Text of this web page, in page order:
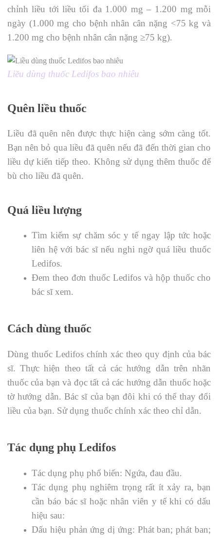
chỉnh liều tới liều tối đa 1.000 mg – 1.200 mg mỗi
ngày (1.000 mg cho bệnh nhân cân nặng <75 kg và
1.200 mg cho bệnh nhân cân nặng ≥75 kg).
Liều dùng thuốc Ledifos bao nhiêu
Quên liều thuốc
Liều đã quên nên được thực hiện càng sớm càng tốt.
Bạn nên bỏ qua liều đã quên nếu đã đến thời gian cho
liều dự kiến ​​tiếp theo. Không sử dụng thêm thuốc để
bù cho liều đã quên.
Quá liều lượng
Tìm kiếm sự chăm sóc y tế ngay lập tức hoặc
liên hệ với bác sĩ nếu nghi ngờ quá liều thuốc
Ledifos.
Đem theo đơn thuốc Ledifos và hộp thuốc cho
bác sĩ xem.
Cách dùng thuốc
Dùng thuốc Ledifos chính xác theo quy định của bác
sĩ. Thực hiện theo tất cả các hướng dẫn trên nhãn
thuốc của bạn và đọc tất cả các hướng dẫn thuốc hoặc
tờ hướng dẫn. Bác sĩ của bạn đôi khi có thể thay đổi
liều của bạn. Sử dụng thuốc chính xác theo chỉ dẫn.
Tác dụng phụ Ledifos
Tác dụng phụ phổ biến: Ngứa, đau đầu.
Tác dụng phụ nghiêm trọng rất ít xảy ra, bạn
cần báo bác sĩ hoặc nhân viên y tế khi có dấu
hiệu sau:
Dấu hiệu phản ứng dị ứng: Phát ban; phát ban;